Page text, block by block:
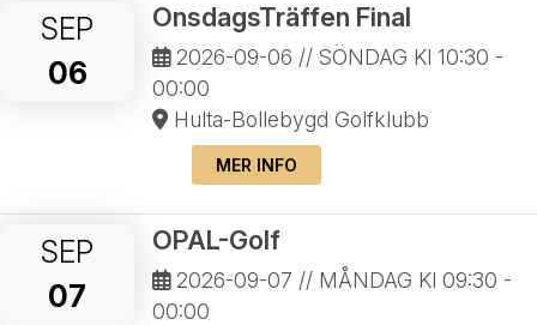
SEP
06
OnsdagsTräffen Final
2026-09-06 // SÖNDAG Kl 10:30 -
00:00
Hulta-Bollebygd Golfklubb
MER INFO
SEP
07
OPAL-Golf
2026-09-07 // MÅNDAG Kl 09:30 -
00:00